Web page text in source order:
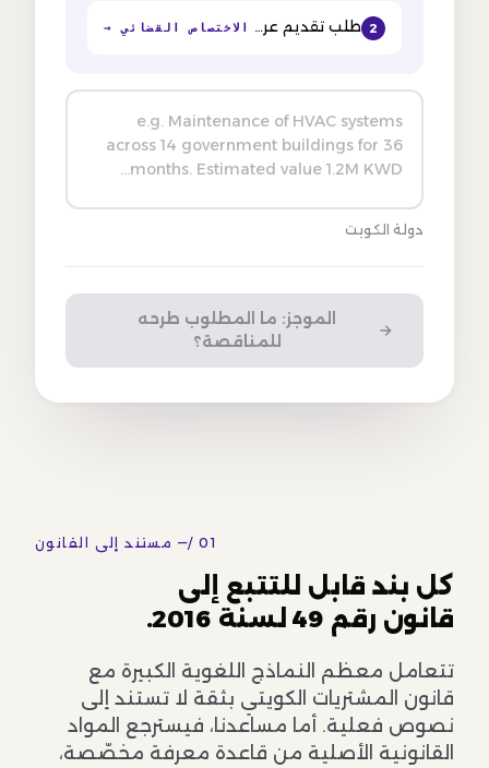
2 طلب تقديم عروض صادر عن بلدية الكويت لتصميم وتوريد وتركيب نظام إدارة المواقف الذكية… الاختصاص القضائي
RF P issued by the Mi nistry of Public
Works ( State of Kuwait)
دولة الكويت
الموجز: ما المطلوب طرحه
للمناقصة؟
مستند إلى القانون — 01 /
كل بند قابل للتتبع إلى
قانون رقم 49 لسنة 2016.
تتعامل معظم النماذج اللغوية الكبيرة مع
قانون المشتريات الكويتي بثقة لا تستند إلى
نصوص فعلية. أما مساعدنا، فيسترجع المواد
القانونية الأصلية من قاعدة معرفة مخصّصة،